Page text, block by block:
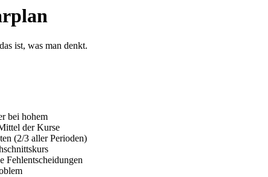
ist, was man denkt.
bei hohem
der Kurse
(2/3 aller Perioden)
Fehlentscheidungen